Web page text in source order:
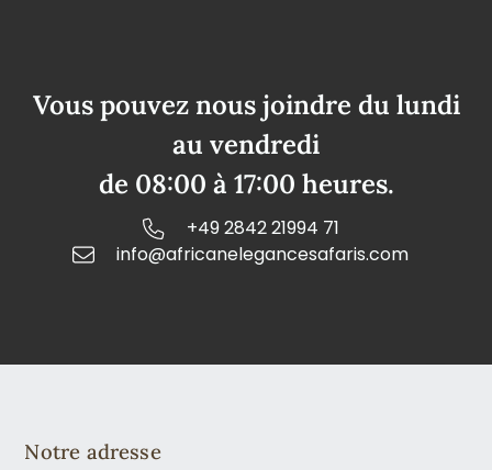
Vous pouvez nous joindre du lundi
au vendredi
de 08:00 à 17:00 heures.
+49 2842 21994 71
info@africanelegancesafaris.com
Notre adresse